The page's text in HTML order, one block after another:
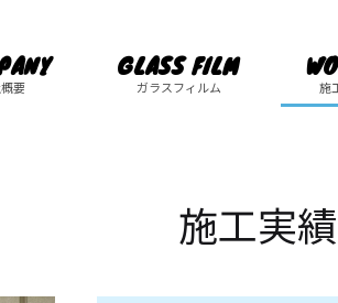
要
GLASS FILM
ガラスフィルム 施
施工実績